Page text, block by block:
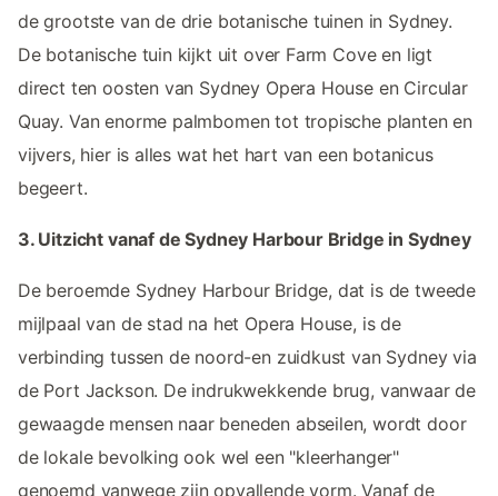
de grootste van de drie botanische tuinen in Sydney.
De botanische tuin kijkt uit over Farm Cove en ligt
direct ten oosten van Sydney Opera House en Circular
Quay. Van enorme palmbomen tot tropische planten en
vijvers, hier is alles wat het hart van een botanicus
begeert.
3. Uitzicht vanaf de Sydney Harbour Bridge in Sydney
De beroemde Sydney Harbour Bridge, dat is de tweede
mijlpaal van de stad na het Opera House, is de
verbinding tussen de noord-en zuidkust van Sydney via
de Port Jackson. De indrukwekkende brug, vanwaar de
gewaagde mensen naar beneden abseilen, wordt door
de lokale bevolking ook wel een "kleerhanger"
genoemd vanwege zijn opvallende vorm. Vanaf de